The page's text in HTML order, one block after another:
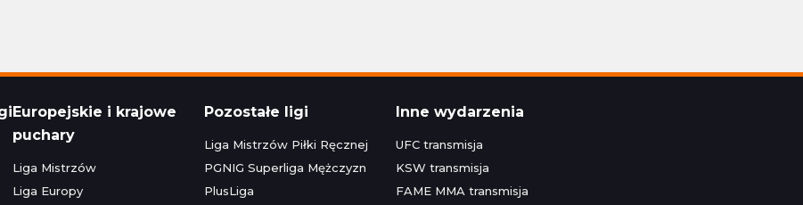
Europejskie i krajowe
puchary
Liga Mistrzów
Liga Europy
Pozostałe ligi
Liga Mistrzów Piłki Ręcznej
PGNIG Superliga Mężczyzn
PlusLiga
Inne wydarzenia
UFC transmisja
KSW transmisja
FAME MMA transmisja